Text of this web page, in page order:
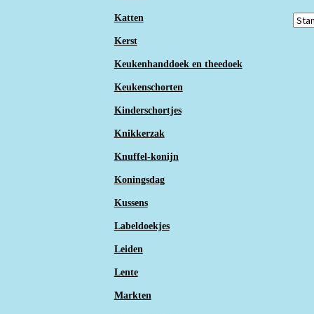
Katten
Kerst
Keukenhanddoek en theedoek
Keukenschorten
Kinderschortjes
Knikkerzak
Knuffel-konijn
Koningsdag
Kussens
Labeldoekjes
Leiden
Lente
Markten